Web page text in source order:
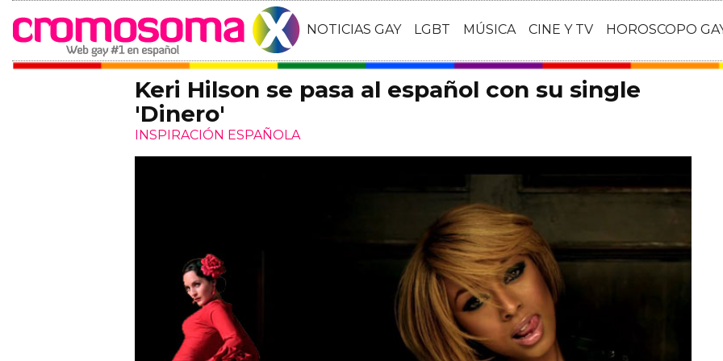
NOTICIAS GAY LGBT MÚSICA CINE Y TV HOROSCOPO
Keri Hilson se pasa al español con su single
'Dinero'
INSPIRACIÓN ESPAÑOLA